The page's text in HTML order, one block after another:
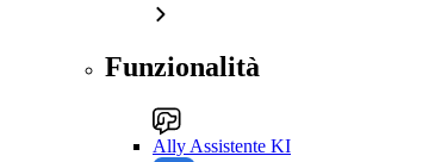
Funzionalità
Ally Assistente KI